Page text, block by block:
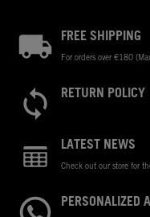
FREE SHIPPING
For orders over €180
RETURN POLICY
LATEST NEWS
Check out our store for
PERSONALIZED